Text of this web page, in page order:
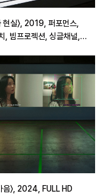
현실〉, 2019, 퍼포먼스,
, 빔프로젝션, 싱글채널,
음〉, 2024, FULL HD